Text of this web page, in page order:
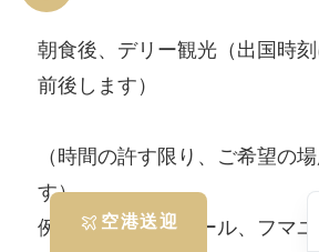
朝食後、デリー観光（出国時
前後します）
（時間の許す限り、ご希望の
す）
例：クトゥブミナール、フマ
空港送迎